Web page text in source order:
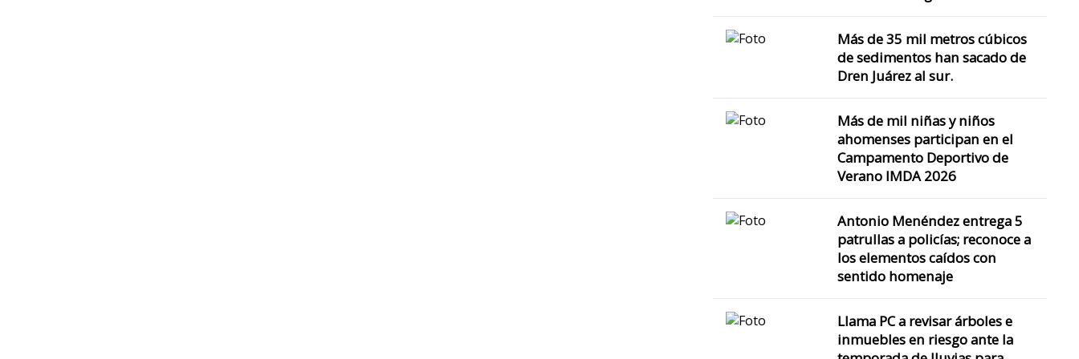
Más de 35 mil metros cúbicos
de sedimentos han sacado de
Dren Juárez al sur.
Más de mil niñas y niños
ahomenses participan en el
Campamento Deportivo de
Verano IMDA 2026
Antonio Menéndez entrega 5
patrullas a policías; reconoce a
los elementos caídos con
sentido homenaje
Llama PC a revisar árboles e
inmuebles en riesgo ante la